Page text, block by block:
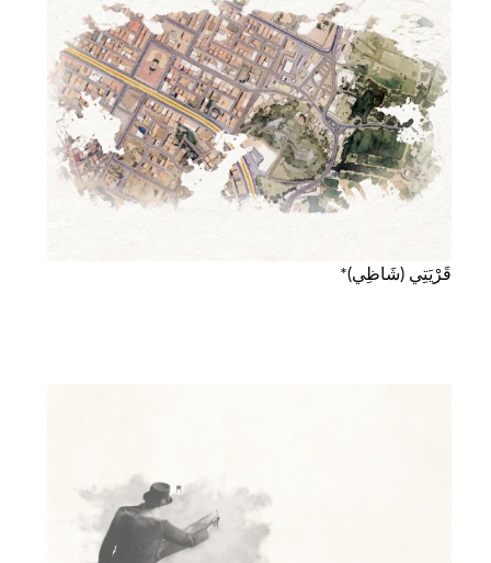
قَرْيَتِي (شَاظِي)*